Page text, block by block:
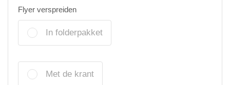
Flyer verspreiden
In folderpakket
Met de krant